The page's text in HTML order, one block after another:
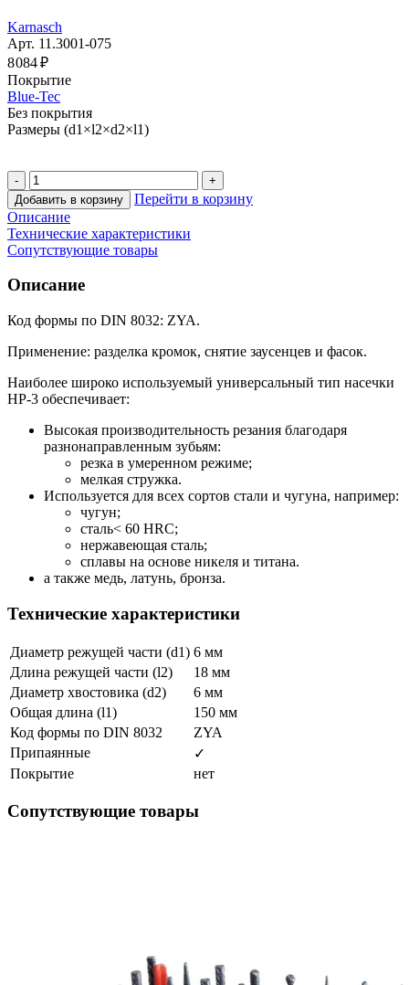
Karnasch
Арт. 11.3001-075
8 084 ₽
Покрытие
Blue-Tec
Без покрытия
Размеры (d1×l2×d2×l1)
Добавить в корзину
Перейти в корзину
Описание
Технические характеристики
Сопутствующие товары
Описание
Код формы по DIN 8032: ZYA.
Применение: разделка кромок, снятие заусенцев и фасок.
Наиболее широко используемый универсальный тип насечки
HP-3 обеспечивает:
Высокая производительность резания благодаря
разнонаправленным зубьям:
резка в умеренном режиме;
мелкая стружка.
Используется для всех сортов стали и чугуна, например:
чугун;
сталь< 60 HRC;
нержавеющая сталь;
сплавы на основе никеля и титана.
а также медь, латунь, бронза.
Технические характеристики
Диаметр режущей части (d1) 6 мм
Длина режущей части (l2)
18 мм
Диаметр хвостовика (d2)
6 мм
Общая длина (l1)
150 мм
Код формы по DIN 8032
ZYA
Припаянные
✓
Покрытие
нет
Сопутствующие товары